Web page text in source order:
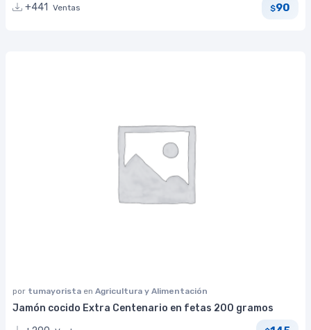
+441 Ventas $90
por tumayorista en Agricultura y Alimentación
Jamón cocido Extra Centenario en fetas 200 gramos